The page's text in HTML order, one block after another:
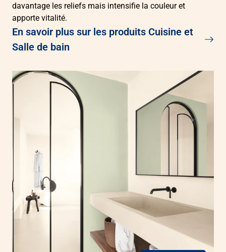
davantage les reliefs mais intensifie la couleur et
apporte vitalité.
En savoir plus sur les produits Cuisine et
Salle de bain